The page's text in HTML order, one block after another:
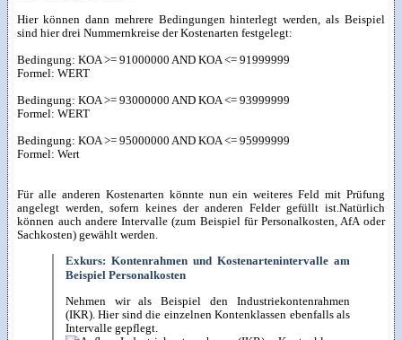
Hier können dann mehrere Bedingungen hinterlegt werden, als Beispiel
sind hier drei Nummernkreise der Kostenarten festgelegt:
Bedingung: KOA >= 91000000 AND KOA <= 91999999
Formel: WERT
Bedingung: KOA >= 93000000 AND KOA <= 93999999
Formel: WERT
Bedingung: KOA >= 95000000 AND KOA <= 95999999
Formel: Wert
Für alle anderen Kostenarten könnte nun ein weiteres Feld mit Prüfung
angelegt werden, sofern keines der anderen Felder gefüllt ist.Natürlich
können auch andere Intervalle (zum Beispiel für Personalkosten, AfA oder
Sachkosten) gewählt werden.
Exkurs: Kontenrahmen und Kostenartenintervalle am
Beispiel Personalkosten
Nehmen wir als Beispiel den Industriekontenrahmen
(IKR). Hier sind die einzelnen Kontenklassen ebenfalls als
Intervalle gepflegt.